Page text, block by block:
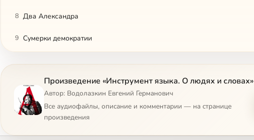
8 Два Александра
9 Сумерки демократии
1810 рублей
12 Противопожарное
Произведение «Инструмент языка. О людях и словах»
Автор: Водолазкин Евгений Германович
Все аудиофайлы, описание и комментарии — на странице
произведения